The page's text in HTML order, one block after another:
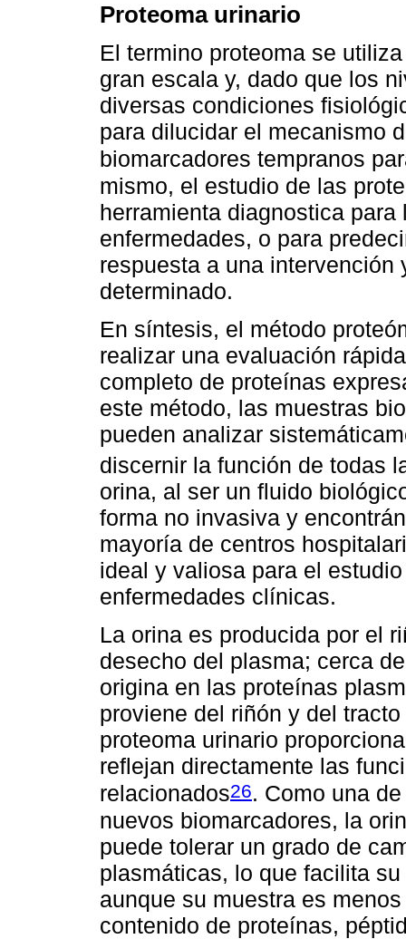
Proteoma urinario
El termino proteoma se
gran escala y, dado que los
diversas condiciones
para dilucidar el mecanismo
biomarcadores tempranos
mismo, el estudio de las
herramienta diagnostica
enfermedades, o para
respuesta a una
determinado.
En síntesis, el método
realizar una evaluación
completo de proteínas
este método, las muestras
pueden analizar
discernir la función de todas
orina, al ser un fluido
forma no invasiva y
mayoría de centros
ideal y valiosa para el
enfermedades clínicas.
La orina es producida por el
desecho del plasma; cerca
origina en las proteínas
proviene del riñón y del
proteoma urinario
reflejan directamente las
relacionados26. Como una
nuevos biomarcadores, la
puede tolerar un grado de
plasmáticas, lo que facilita
aunque su muestra es
contenido de proteínas,